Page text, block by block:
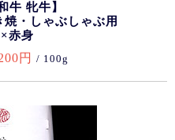
牛 牝牛】
・しゃぶしゃぶ用
赤身
円 / 100g